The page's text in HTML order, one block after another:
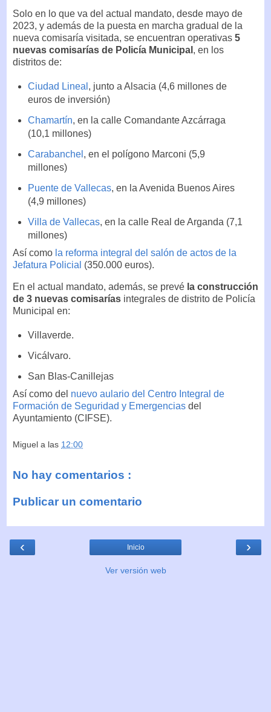
Solo en lo que va del actual mandato, desde mayo de
2023, y además de la puesta en marcha gradual de la
nueva comisaría visitada, se encuentran operativas 5
nuevas comisarías de Policía Municipal , en los
distritos de:
Ciudad Lineal , junto a Alsacia (4,6 millones de
euros de inversión)
Chamartín, en la calle Comandante Azcárraga
(10,1 millones)
Carabanchel , en el polígono Marconi (5,9
millones)
Puente de Vallecas, en la Avenida Buenos Aires
(4,9 millones)
Villa de Vallecas, en la calle Real de Arganda (7,1
millones)
Así como la reforma integral del salón de actos de la
Jefatura Policial (350.000 euros).
En el actual mandato, además, se prevé la construcción
de 3 nuevas comisarías integrales de distrito de Policía
Municipal en:
Villaverde.
Vicálvaro.
San Blas-Canillejas
Así como del nuevo aulario del Centro Integral de
Formación de Seguridad y Emergencias del
Ayuntamiento (CIFSE).
Miguel a las 12:00
No hay comentarios :
Publicar un comentario
‹ ›
Inicio
Ver versión web